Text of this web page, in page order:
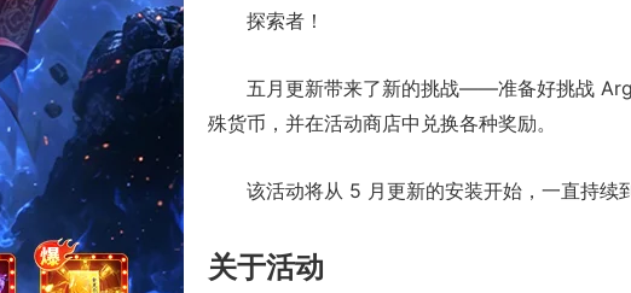
探索者！
五月更新带来了新的挑战——准备好挑战
殊货币，并在活动商店中兑换各种奖励。
该活动将从 5 月更新的安装开始，一直持续
关于活动